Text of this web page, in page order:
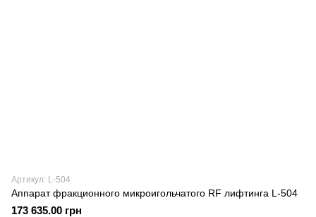
Артикул: L-504
Аппарат фракционного микроигольчатого RF лифтинга L-504
173 635.00 грн